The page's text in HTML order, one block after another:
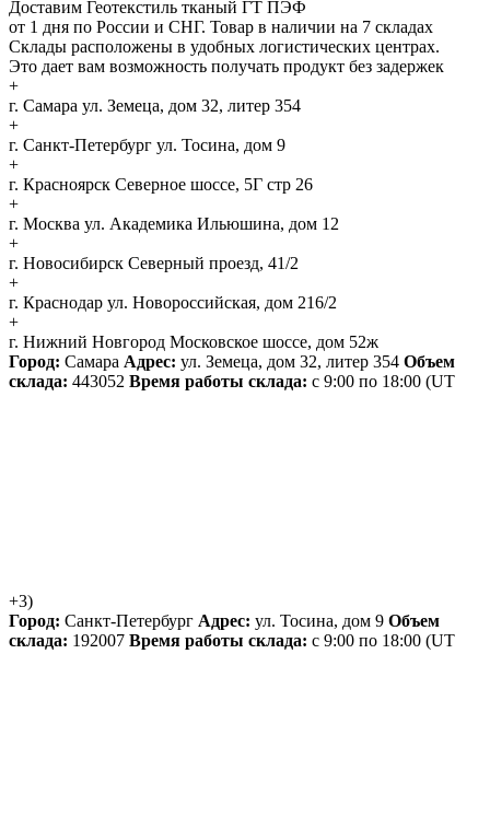
Доставим Геотекстиль тканый ГТ ПЭФ
от 1 дня по России и СНГ. Товар в наличии на 7 складах
Склады расположены в удобных логистических центрах.
Это дает вам возможность получать продукт без задержек
+
г. Самара ул. Земеца, дом 32, литер 354
+
г. Санкт-Петербург ул. Тосина, дом 9
+
г. Красноярск Северное шоссе, 5Г стр 26
+
г. Москва ул. Академика Ильюшина, дом 12
+
г. Новосибирск Северный проезд, 41/2
+
г. Краснодар ул. Новороссийская, дом 216/2
+
г. Нижний Новгород Московское шоссе, дом 52ж
Город: Самара Адрес: ул. Земеца, дом 32, литер 354 Объем
склада: 443052 Время работы склада: с 9:00 по 18:00 (UT
+3)
Город: Санкт-Петербург Адрес: ул. Тосина, дом 9 Объем
склада: 192007 Время работы склада: с 9:00 по 18:00 (UT